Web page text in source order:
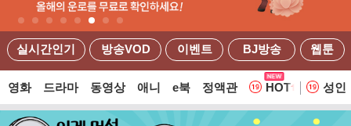
실시간인기 방송VOD 이벤트 BJ방송 웹툰
영화 드라마 동영상 애니 e북 정액관 HOT 웹
성인